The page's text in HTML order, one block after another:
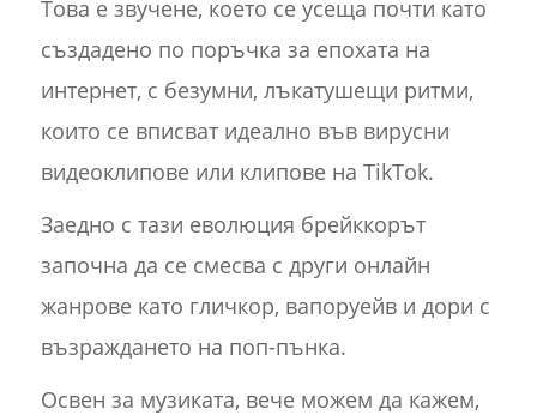
Това е звучене, което се усеща почти като
създадено по поръчка за епохата на
интернет, с безумни, лъкатушещи ритми,
които се вписват идеално във вирусни
видеоклипове или клипове на TikTok.
Заедно с тази еволюция брейккорът
започна да се смесва с други онлайн
жанрове като гличкор, вапоруейв и дори с
възраждането на поп-пънка.
Освен за музиката, вече можем да кажем,